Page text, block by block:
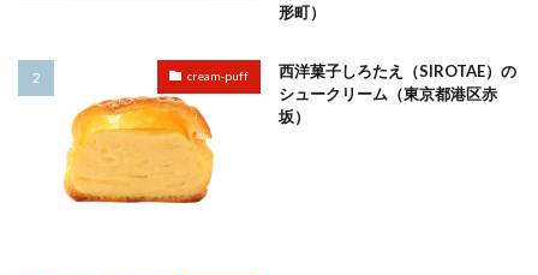
形町）
cream-puff
西洋菓子しろたえ（SIROTAE）の
シュークリーム（東京都港区赤
坂）